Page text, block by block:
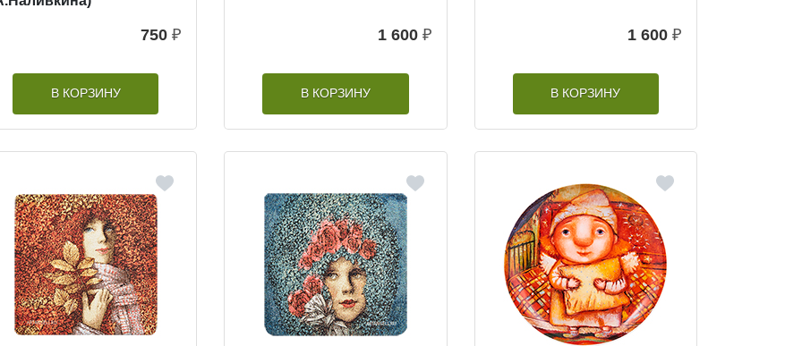
750 ₽
В КОРЗИНУ
1 600 ₽
В КОРЗИНУ
1 600 ₽
В КОРЗИНУ